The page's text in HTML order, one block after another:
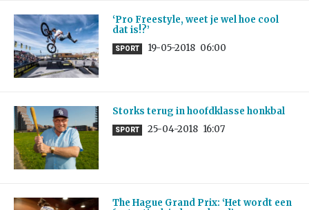
‘Pro Freestyle, weet je wel hoe cool
dat is!?’
SPORT 19-05-2018 06:00
Storks terug in hoofdklasse honkbal
SPORT 25-04-2018 16:07
The Hague Grand Prix: ‘Het wordt een